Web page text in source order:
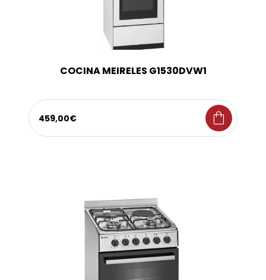
COCINA MEIRELES G1530DVW1
459,00€ shopping_bag